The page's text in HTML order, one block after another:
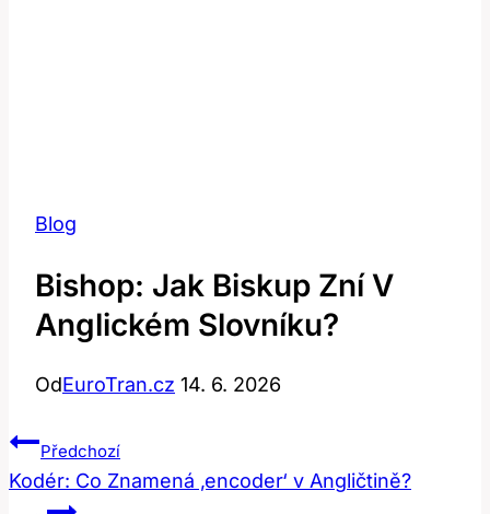
Blog
Bishop: Jak Biskup Zní V
Anglickém Slovníku?
OdEuroTran.cz 14. 6. 2026
Navigace
Pro
Předchozí
Kodér: Co Znamená ‚encoder‘ v Angličtině?